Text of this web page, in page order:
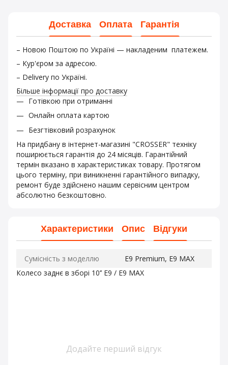
Доставка Оплата Гарантія
– Новою Поштою по Україні — накладеним платежем.
– Кур'єром за адресою.
– Delivery по Україні.
Більше інформації про доставку
Готівкою при отриманні
Онлайн оплата картою
Безгтівковий розрахунок
На придбану в інтернет-магазині "CROSSER" техніку
поширюється гарантія до 24 місяців. Гарантійний
термін вказано в характеристиках товару. Протягом
цього терміну, при виникненні гарантійного випадку,
ремонт буде здійснено нашим сервісним центром
абсолютно безкоштовно.
Характеристики Опис Відгуки
Сумісність з моделлю
E9 Premium, E9 MAX
Колесо заднє в зборі 10’’ E9 / E9 MAX
Додайте перший відгук